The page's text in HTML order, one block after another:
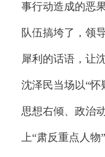
事行动造成的恶
队伍搞垮了，领
犀利的话语，让
沈泽民当场以“
思想右倾、政治
上“肃反重点人物